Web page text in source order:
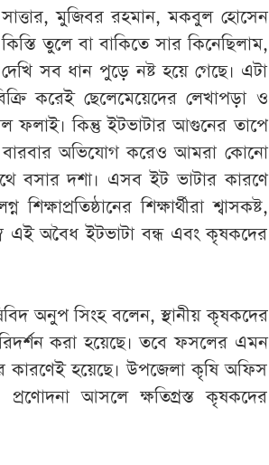
মুজিবর রহমান, মকবুল হোসেন
তুলে বা বাকিতে সার কিনেছিলাম,
সব ধান পুড়ে নষ্ট হয়ে গেছে। এটা
করেই ছেলেমেয়েদের লেখাপড়া ও
ফলাই। কিন্তু ইটভাটার আগুনের তাপে
বারবার অভিযোগ করেও আমরা কোনো
বসার দশা। এসব ইট ভাটার কারণে
শিক্ষার্থীরা শ্বাসকষ্ট,
এই অবৈধ ইটভাটা বন্ধ এবং কৃষকদের
অনুপ সিংহ বলেন, স্থানীয় কৃষকদের
করা হয়েছে। তবে ফসলের এমন
কারণেই হয়েছে। উপজেলা কৃষি অফিস
প্রণোদনা আসলে ক্ষতিগ্রস্ত কৃষকদের